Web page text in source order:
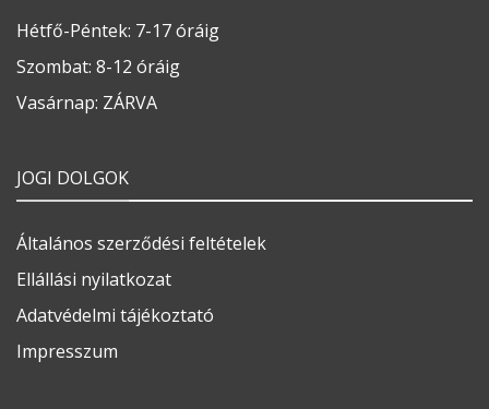
Hétfő-Péntek: 7-17 óráig
Szombat: 8-12 óráig
Vasárnap: ZÁRVA
JOGI DOLGOK
Általános szerződési feltételek
Ellállási nyilatkozat
Adatvédelmi tájékoztató
Impresszum